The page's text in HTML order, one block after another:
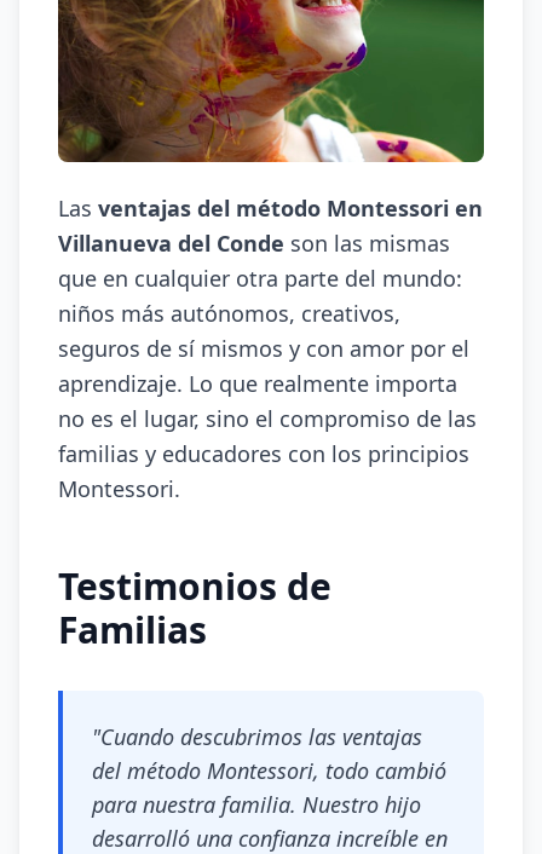
Las ventajas del método Montessori en
Villanueva del Conde son las mismas
que en cualquier otra parte del mundo:
niños más autónomos, creativos,
seguros de sí mismos y con amor por el
aprendizaje. Lo que realmente importa
no es el lugar, sino el compromiso de las
familias y educadores con los principios
Montessori.
Testimonios de
Familias
"Cuando descubrimos las ventajas
del método Montessori, todo cambió
para nuestra familia. Nuestro hijo
desarrolló una confianza increíble en